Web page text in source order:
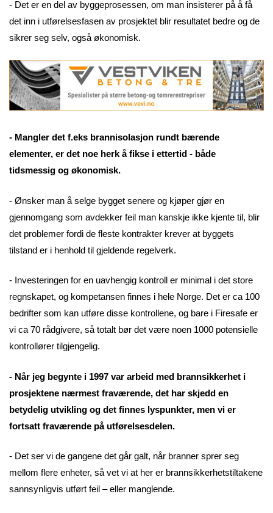
- Det er en del av byggeprosessen, om man insisterer på å få
det inn i utførelsesfasen av prosjektet blir resultatet bedre og de
sikrer seg selv, også økonomisk.
- Mangler det f.eks brannisolasjon rundt bærende
elementer, er det noe herk å fikse i ettertid - både
tidsmessig og økonomisk.
- Ønsker man å selge bygget senere og kjøper gjør en
gjennomgang som avdekker feil man kanskje ikke kjente til, blir
det problemer fordi de fleste kontrakter krever at byggets
tilstand er i henhold til gjeldende regelverk.
- Investeringen for en uavhengig kontroll er minimal i det store
regnskapet, og kompetansen finnes i hele Norge. Det er ca 100
bedrifter som kan utføre disse kontrollene, og bare i Firesafe er
vi ca 70 rådgivere, så totalt bør det være noen 1000 potensielle
kontrollører tilgjengelig.
- Når jeg begynte i 1997 var arbeid med brannsikkerhet i
prosjektene nærmest fraværende, det har skjedd en
betydelig utvikling og det finnes lyspunkter, men vi er
fortsatt fraværende på utførelsesdelen.
- Det ser vi de gangene det går galt, når branner sprer seg
mellom flere enheter, så vet vi at her er brannsikkerhetstiltakene
sannsynligvis utført feil – eller manglende.